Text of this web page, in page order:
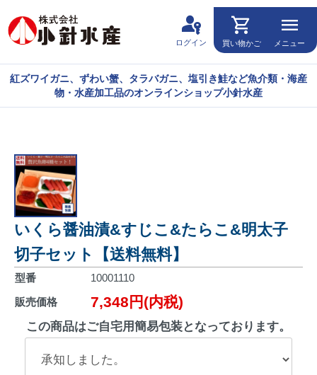
passkey
ログイン
shopping_cart
買い物かご
menu
メニュー
紅ズワイガニ、ずわい蟹、タラバガニ、塩引き鮭など魚介類・海産
物・水産加工品のオンラインショップ小針水産
いくら醤油漬&すじこ&たらこ&明太子
切子セット【送料無料】
型番
10001110
販売価格
7,348円(内税)
この商品はご自宅用簡易包装となっております。